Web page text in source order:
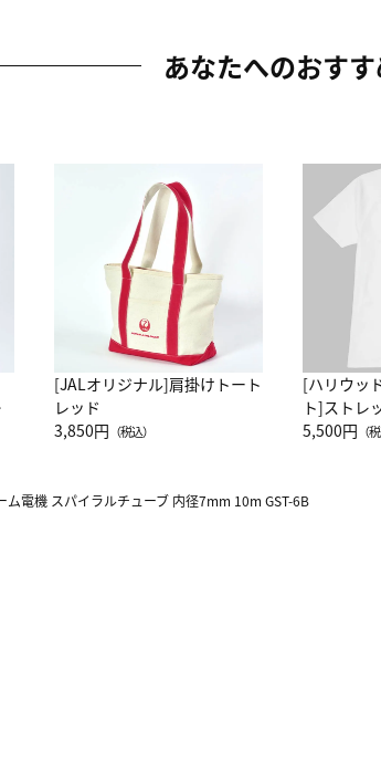
あなたへのおす
[JALオリジナル]肩掛けトート
レッド
3,850円 （税込）
[ハリウッ
ト]ストレ
ーネック
5,500円 （
ム電機 スパイラルチューブ 内径7mm 10m GST-6B